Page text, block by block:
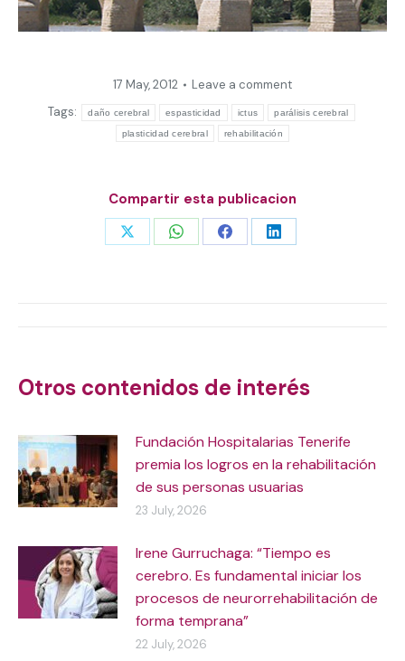
17 May, 2012
Leave a comment
Tags:
daño cerebral espasticidad ictus parálisis cerebral
plasticidad cerebral rehabilitación
Compartir esta publicacion
Share Share Share Share
Otros contenidos de interés
Fundación Hospitalarias Tenerife
premia los logros en la rehabilitación
de sus personas usuarias
23 July, 2026
Irene Gurruchaga: “Tiempo es
cerebro. Es fundamental iniciar los
procesos de neurorrehabilitación de
forma temprana”
22 July, 2026